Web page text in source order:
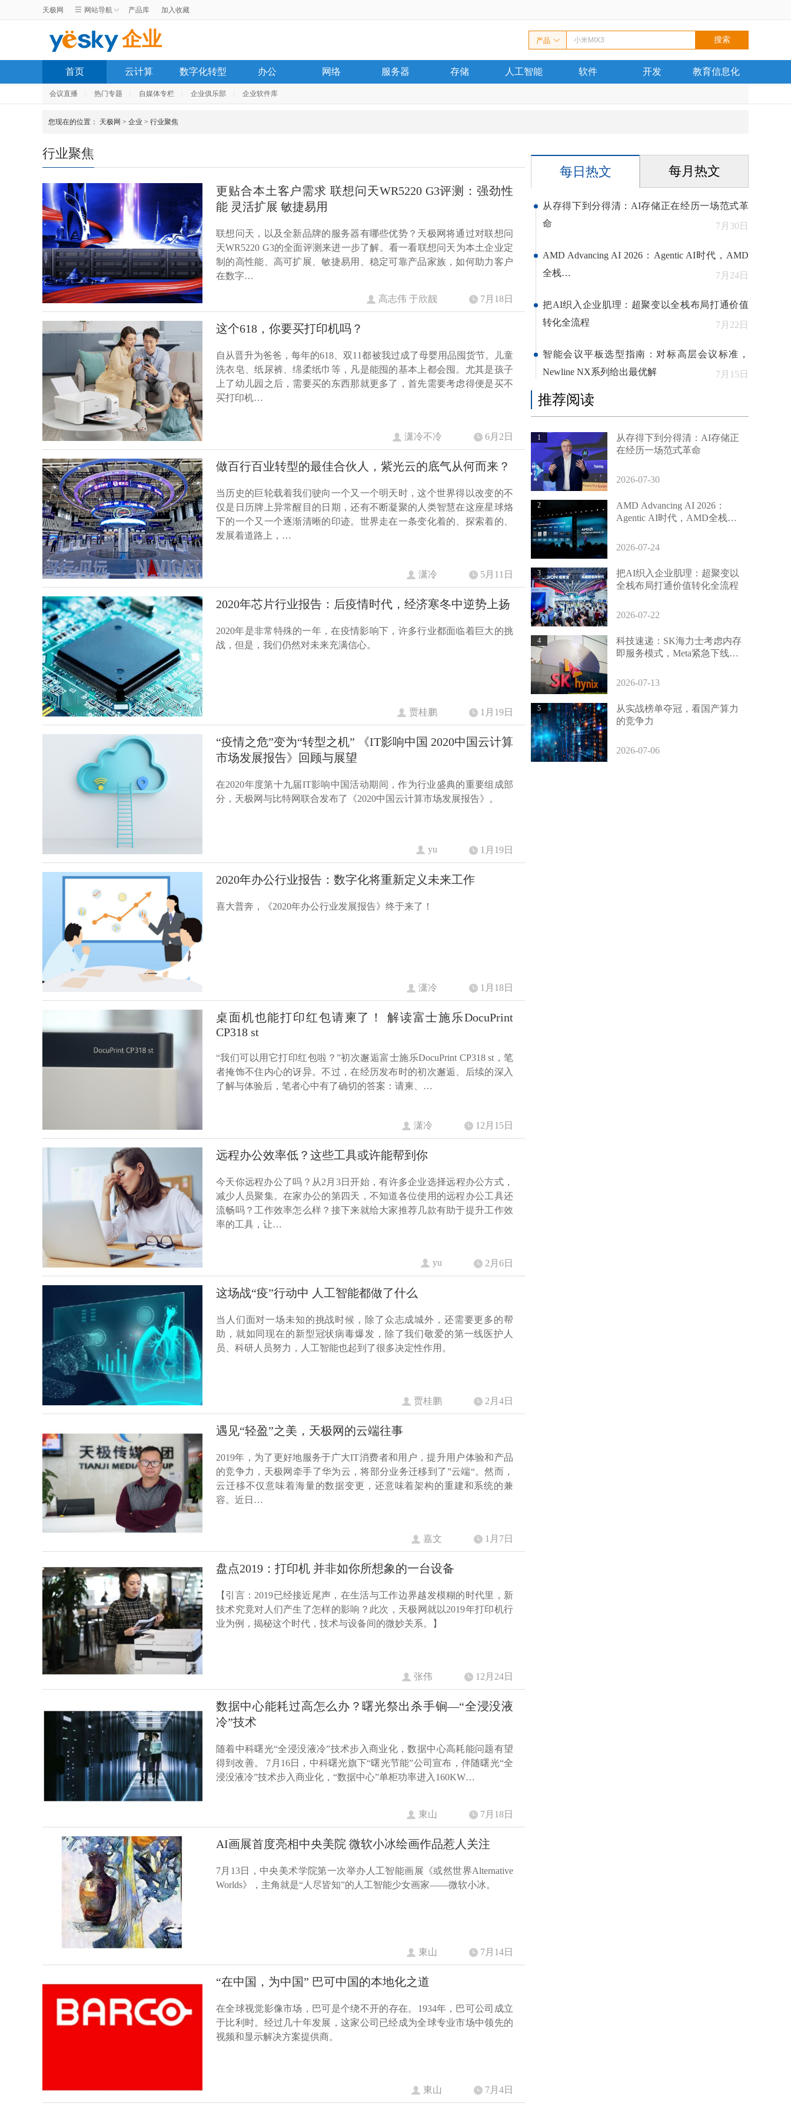
天极网 网站导航 产品库 加入收藏
企业 产品
首页 云计算 数字化转型 办公 网络 服务器 存储 人工智能 软件 开发 教育信息化
会议直播 热门专题 自媒体专栏 企业俱乐部 企业软件库
您现在的位置： 天极网 > 企业 > 行业聚焦
行业聚焦
更贴合本土客户需求 联想问天WR5220 G3评测：强劲性
能 灵活扩展 敏捷易用
联想问天，以及全新品牌的服务器有哪些优势？天极网将通过对联想问
天WR5220 G3的全面评测来进一步了解。看一看联想问天为本土企业定
制的高性能、高可扩展、敏捷易用、稳定可靠产品家族，如何助力客户
在数字…
高志伟 于欣靓 7月18日
这个618，你要买打印机吗？
自从晋升为爸爸，每年的618、双11都被我过成了母婴用品囤货节。儿童
洗衣皂、纸尿裤、绵柔纸巾等，凡是能囤的基本上都会囤。尤其是孩子
上了幼儿园之后，需要买的东西那就更多了，首先需要考虑得便是买不
买打印机…
潇冷不冷 6月2日
做百行百业转型的最佳合伙人，紫光云的底气从何而来？
当历史的巨轮载着我们驶向一个又一个明天时，这个世界得以改变的不
仅是日历牌上异常醒目的日期，还有不断凝聚的人类智慧在这座星球烙
下的一个又一个逐渐清晰的印迹。世界走在一条变化着的、探索着的、
发展着道路上，…
潇冷 5月11日
2020年芯片行业报告：后疫情时代，经济寒冬中逆势上扬
2020年是非常特殊的一年，在疫情影响下，许多行业都面临着巨大的挑
战，但是，我们仍然对未来充满信心。
贾桂鹏 1月19日
“疫情之危”变为“转型之机” 《IT影响中国 2020中国云计算
市场发展报告》回顾与展望
在2020年度第十九届IT影响中国活动期间，作为行业盛典的重要组成部
分，天极网与比特网联合发布了《2020中国云计算市场发展报告》。
yu 1月19日
2020年办公行业报告：数字化将重新定义未来工作
喜大普奔，《2020年办公行业发展报告》终于来了！
潇冷 1月18日
桌面机也能打印红包请柬了！ 解读富士施乐DocuPrint
CP318 st
“我们可以用它打印红包啦？”初次邂逅富士施乐DocuPrint CP318 st，笔
者掩饰不住内心的讶异。不过，在经历发布时的初次邂逅、后续的深入
了解与体验后，笔者心中有了确切的答案：请柬、…
潇冷 12月15日
远程办公效率低？这些工具或许能帮到你
今天你远程办公了吗？从2月3日开始，有许多企业选择远程办公方式，
减少人员聚集。在家办公的第四天，不知道各位使用的远程办公工具还
流畅吗？工作效率怎么样？接下来就给大家推荐几款有助于提升工作效
率的工具，让…
yu 2月6日
这场战“疫”行动中 人工智能都做了什么
当人们面对一场未知的挑战时候，除了众志成城外，还需要更多的帮
助，就如同现在的新型冠状病毒爆发，除了我们敬爱的第一线医护人
员、科研人员努力，人工智能也起到了很多决定性作用。
贾桂鹏 2月4日
遇见“轻盈”之美，天极网的云端往事
2019年，为了更好地服务于广大IT消费者和用户，提升用户体验和产品
的竞争力，天极网牵手了华为云，将部分业务迁移到了”云端“。然而，
云迁移不仅意味着海量的数据变更，还意味着架构的重建和系统的兼
容。近日…
嘉文 1月7日
盘点2019：打印机 并非如你所想象的一台设备
【引言：2019已经接近尾声，在生活与工作边界越发模糊的时代里，新
技术究竟对人们产生了怎样的影响？此次，天极网就以2019年打印机行
业为例，揭秘这个时代，技术与设备间的微妙关系。】
张伟 12月24日
数据中心能耗过高怎么办？曙光祭出杀手锏—“全浸没液
冷”技术
随着中科曙光“全浸没液冷”技术步入商业化，数据中心高耗能问题有望
得到改善。 7月16日，中科曙光旗下“曙光节能”公司宣布，伴随曙光“全
浸没液冷”技术步入商业化，“数据中心”单柜功率进入160KW…
東山 7月18日
AI画展首度亮相中央美院 微软小冰绘画作品惹人关注
7月13日，中央美术学院第一次举办人工智能画展《或然世界Alternative
Worlds》，主角就是“人尽皆知”的人工智能少女画家——微软小冰。
東山 7月14日
“在中国，为中国” 巴可中国的本地化之道
在全球视觉影像市场，巴可是个绕不开的存在。1934年，巴可公司成立
于比利时。经过几十年发展，这家公司已经成为全球专业市场中领先的
视频和显示解决方案提供商。
東山 7月4日
每日热文 每月热文
从存得下到分得清：AI存储正在经历一场范式革
命
7月30日
AMD Advancing AI 2026：Agentic AI时代，AMD
全栈…
7月24日
把AI织入企业肌理：超聚变以全栈布局打通价值
转化全流程
7月22日
智能会议平板选型指南：对标高层会议标准，
Newline NX系列给出最优解
7月15日
推荐阅读
1
从存得下到分得清：AI存储正
在经历一场范式革命
2026-07-30
2
AMD Advancing AI 2026：
Agentic AI时代，AMD全栈…
2026-07-24
3
把AI织入企业肌理：超聚变以
全栈布局打通价值转化全流程
2026-07-22
4
科技速递：SK海力士考虑内存
即服务模式，Meta紧急下线争
2026-07-13
5
从实战榜单夺冠，看国产算力
的竞争力
2026-07-06